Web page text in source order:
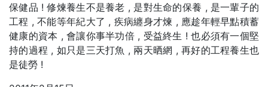
保健品 ! 修煉養生不是養老 , 是對生命的保養 , 是一輩子的
工程 , 不能等年紀大了 , 疾病纏身才煉 , 應趁年輕早點積蓄
健康的資本 , 會讓你事半功倍 , 受益終生 ! 也必須有一個堅
持的過程 , 如只是三天打魚 , 兩天晒網 , 再好的工程養生也
是徒勞 !